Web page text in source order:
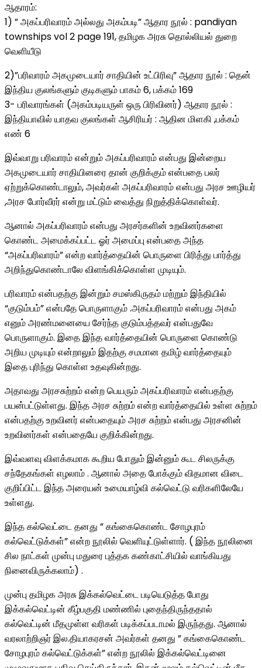
ஆதாரம்:
1) ” அகப்பரிவாரம் அல்லது அகம்படி” ஆதார நூல் : pandiyan
townships vol 2 page 191, தமிழக அரசு தொல்லியல் துறை
வெளியீடு
2)”பரிவாரம் அகமுடையார் சாதியின் உட்பிரிவு” ஆதார நூல் : தென்
இந்திய குலங்களும் குடிகளும் பாகம் 6, பக்கம் 169
3- பரிவாரங்கள் (அகம்படியருள் ஒரு பிரிவினர்) ஆதார நூல் :
இந்தியாவில் யாதவ குலங்கள் ஆசிரியர் : ஆதின மிளகி ,பக்கம்
எண் 6
இவ்வாறு பரிவாரம் என்றும் அகப்பரிவாரம் என்பது இன்றைய
அகமுடையார் சாதியினரை தான் குறிக்கும் என்பதை பலர்
ஏற்றுக்கொண்டாலும், அவர்கள் அகப்பரிவாரம் என்பது அரச ஊழியர்
,அரச போர்வீரர் என்று மட்டும் வைத்து நிறுத்திக்கொள்வர்.
ஆனால் அகப்பரிவாரம் என்பது அரசர்களின் உறவினர்களை
கொண்ட அமைக்கப்பட்ட ஓர் அமைப்பு என்பதை அந்த
“அகப்பரிவாரம்” என்ற வார்த்தையின் பொருளை பிரித்து பார்த்து
அறிந்துகொண்டாலே விளங்கிக்கொள்ள முடியும்.
பரிவாரம் என்பதற்கு இன்றும் சமஸ்கிருதம் மற்றும் இந்தியில்
“குடும்பம்” என்பதே பொருளாகும் .அகப்பரிவாரம் என்பது அகம்
எனும் அரண்மனையை சேர்ந்த குடும்பத்தவர் என்பதுவே
பொருளாகும். இதை இந்த வார்த்தையின் பொருளை கொண்டு
அறிய முடியும் என்றாலும் இதற்கு சமமான தமிழ் வார்த்தையும்
இதை புரிந்து கொள்ள உதவுகின்றது.
அதாவது அரசசுற்றம் என்ற பெயரும் அகப்பரிவாரம் என்பதற்கு
பயன்பட்டுள்ளது. இந்த அரச சுற்றம் என்ற வார்த்தையில் உள்ள சுற்றம்
என்பதற்கு உறவினர் என்பதையும் அரச சுற்றம் என்பது அரசனின்
உறவினர்கள் என்பதையே குறிக்கின்றது.
இவ்வளவு விளக்கமாக கூறிய போதும் இன்னும் கூட சிலருக்கு
சந்தேகங்கள் எழலாம் . ஆனால் அதை போக்கும் விதமான விடை
குறிப்பிட்ட இந்த அரையன் உமையாழ்வி கல்வெட்டு வரிகளிலேயே
உள்ளது.
இந்த கல்வெட்டை தனது ” கங்கைகொண்ட சோழபுரம்
கல்வெட்டுக்கள்” என்ற நூலில் வெளியுட்டுள்ளார். ( இந்த நூலினை
சில நாட்கள் முன்பு மதுரை புத்தக கண்காட்சியில் வாங்கியது
நினைவிருக்கலாம்) .
முன்பு தமிழக அரசு இக்கல்வெட்டை படியெடுத்த போது
இக்கல்வெட்டின் கீழ்பகுதி மண்ணில் புதைந்திருந்ததால்
கல்வெட்டின் மீதமுள்ள வரிகள் படிக்கப்படாமல் இருந்தது. ஆனால்
வரலாற்றிஞர் இல.தியாகரசன் அவர்கள் தனது ” கங்கைகொண்ட
சோழபுரம் கல்வெட்டுக்கள்” என்ற நூலில் இக்கல்வெட்டினை